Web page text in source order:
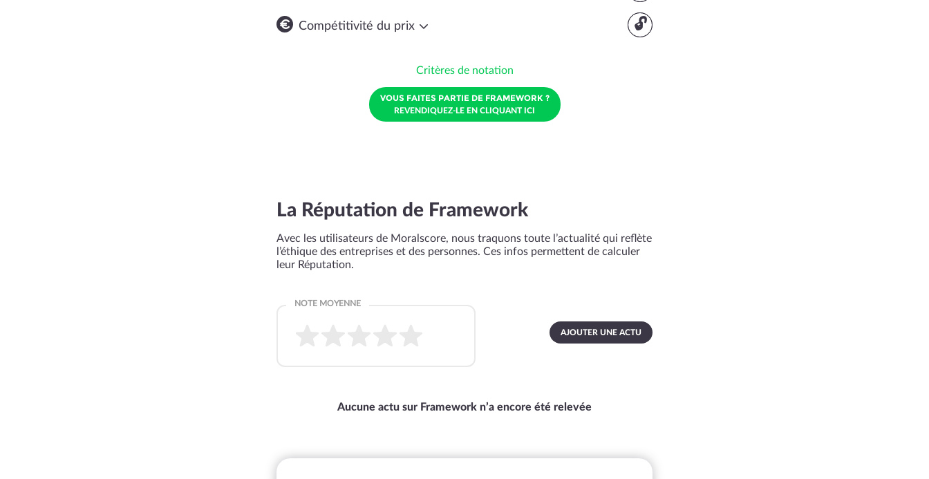
🔓
Compétitivité du prix
Critères de notation
VOUS FAITES PARTIE DE FRAMEWORK ?
REVENDIQUEZ-LE EN CLIQUANT ICI
La Réputation de Framework
Avec les utilisateurs de Moralscore, nous traquons toute l’actualité qui reflète
l’éthique des entreprises et des personnes. Ces infos permettent de calculer
leur Réputation.
AJOUTER UNE ACTU
Aucune actu sur Framework n’a encore été relevée